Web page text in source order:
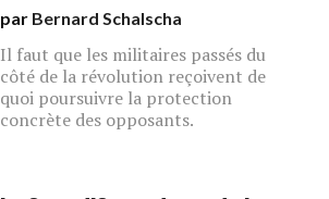
par Bernard Schalscha
Il faut que les militaires passés du
côté de la révolution reçoivent de
quoi poursuivre la protection
concrète des opposants.